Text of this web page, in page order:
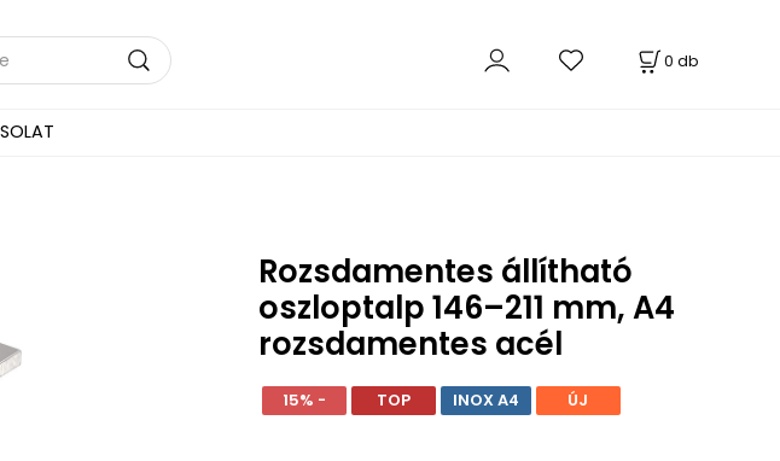
0 db
Rozsdamentes állítható
oszloptalp 146–211 mm, A4
rozsdamentes acél
15% - TOP INOX A4 ÚJ